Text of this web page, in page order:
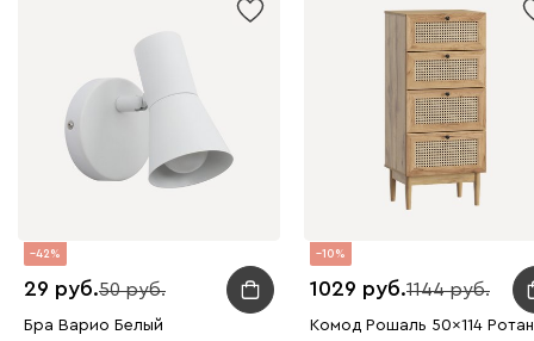
42
29 50
Бра Варио Белый
10
1029 1144
Комод Рошаль 50x114